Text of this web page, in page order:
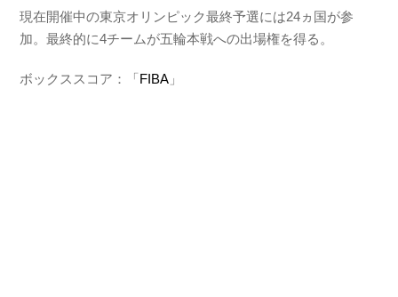
現在開催中の東京オリンピック最終予選には24ヵ国が参
加。最終的に4チームが五輪本戦への出場権を得る。
ボックススコア：「FIBA 」